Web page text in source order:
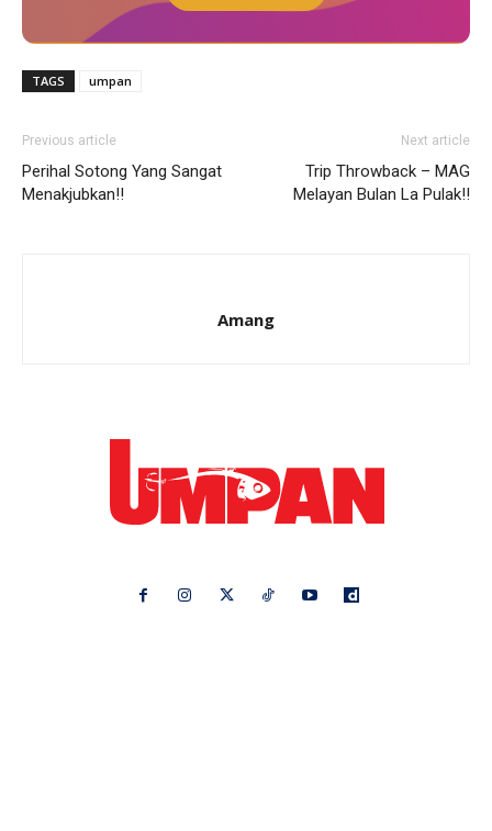
TAGS umpan
Previous article
Perihal Sotong Yang Sangat
Menakjubkan!!
Next article
Trip Throwback – MAG
Melayan Bulan La Pulak!!
Amang